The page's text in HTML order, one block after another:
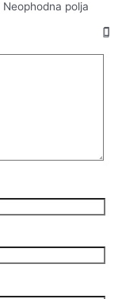
Neophodna polja